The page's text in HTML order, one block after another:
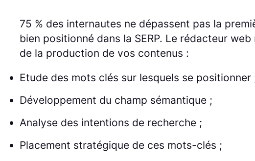
75 % des internautes ne dépassent pas la
bien positionné dans la SERP. Le rédacteur web
de la production de vos contenus :
Etude des mots clés sur lesquels se positionner
Développement du champ sémantique ;
Analyse des intentions de recherche ;
Placement stratégique de ces mots-clés ;